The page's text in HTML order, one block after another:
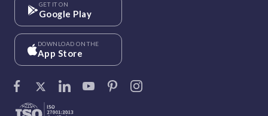
GET IT ON
Google Play
DOWNLOAD ON THE
App Store